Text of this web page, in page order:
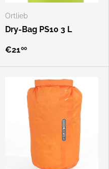
Ortlieb
Dry-Bag PS10 3 L
€2100